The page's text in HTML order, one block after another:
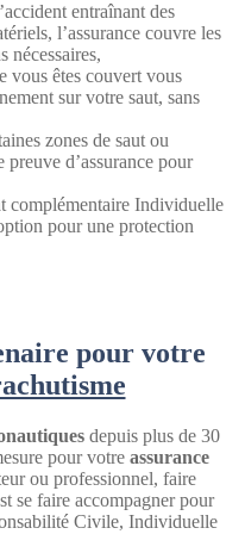
entraînant des
l’assurance couvre les
nécessaires,
vous êtes couvert vous
sur votre saut, sans
zones de saut ou
d’assurance pour
complémentaire Individuelle
pour une protection
pour votre
depuis plus de 30
pour votre assurance
ou professionnel, faire
se faire accompagner pour
Civile, Individuelle